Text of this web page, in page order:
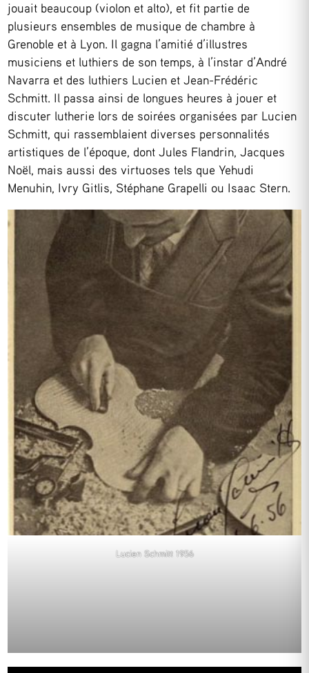
jouait beaucoup (violon et alto), et fit partie de
plusieurs ensembles de musique de chambre à
Grenoble et à Lyon. Il gagna l’amitié d’illustres
musiciens et luthiers de son temps, à l’instar d’André
Navarra et des luthiers Lucien et Jean-Frédéric
Schmitt. Il passa ainsi de longues heures à jouer et
discuter lutherie lors de soirées organisées par Lucien
Schmitt, qui rassemblaient diverses personnalités
artistiques de l’époque, dont Jules Flandrin, Jacques
Noël, mais aussi des virtuoses tels que Yehudi
Menuhin, Ivry Gitlis, Stéphane Grapelli ou Isaac Stern.
Lucien Schmitt 1956